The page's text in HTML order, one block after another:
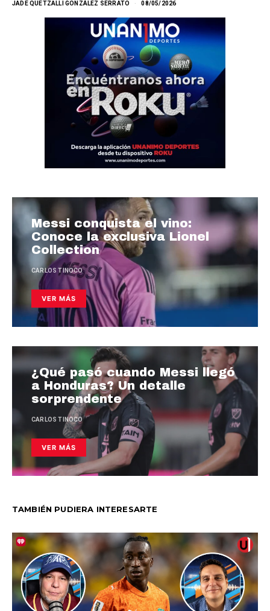
JADE QUETZALLI GONZÁLEZ SERRATO 08/05/2026
Messi conquista el vino:
Conoce la exclusiva Lionel
Collection
CARLOS TINOCO
VER MÁS
¿Qué pasó cuando Messi llegó
a Honduras? Un detalle
sorprendente
CARLOS TINOCO
VER MÁS
TAMBIÉN PUDIERA INTERESARTE